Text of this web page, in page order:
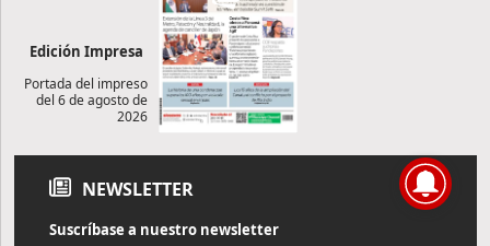
Edición Impresa
Portada del impreso
del 6 de agosto de
2026
NEWSLETTER
Suscríbase a nuestro newsletter